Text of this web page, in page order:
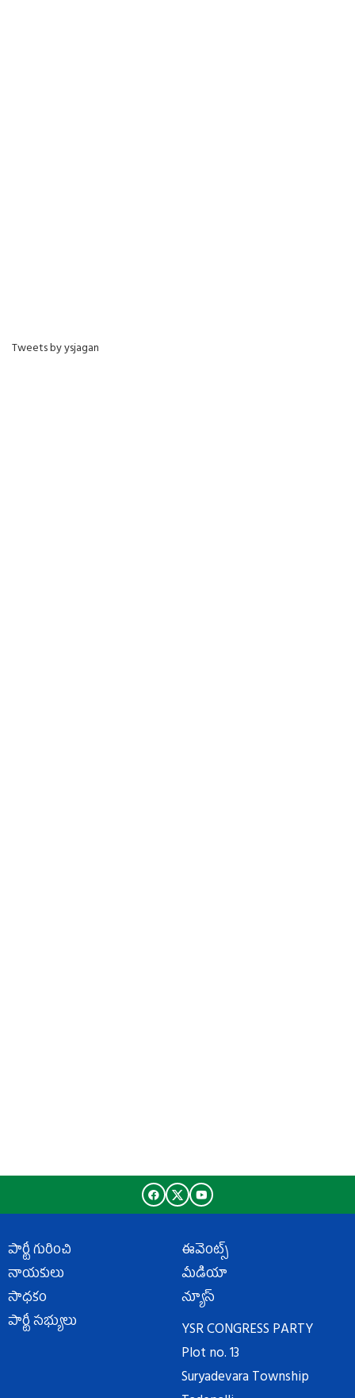
Tweets by ysjagan
పార్టీ గురించి
నాయకులు
సాధకం
పార్టీ సభ్యులు
ఈవెంట్స్
మీడియా
న్యూస్
YSR CONGRESS PARTY
Plot no. 13
Suryadevara Township